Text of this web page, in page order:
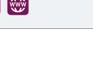
Website